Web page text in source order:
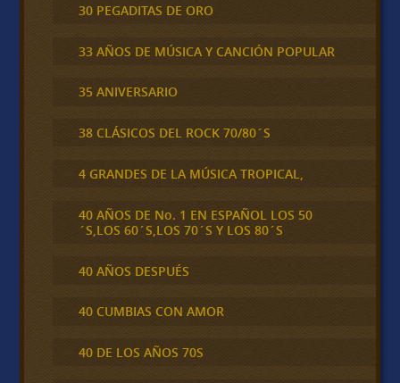
30 PEGADITAS DE ORO
33 AÑOS DE MÚSICA Y CANCIÓN POPULAR
35 ANIVERSARIO
38 CLÁSICOS DEL ROCK 70/80´S
4 GRANDES DE LA MÚSICA TROPICAL,
40 AÑOS DE No. 1 EN ESPAÑOL LOS 50
´S,LOS 60´S,LOS 70´S Y LOS 80´S
40 AÑOS DESPUÉS
40 CUMBIAS CON AMOR
40 DE LOS AÑOS 70S